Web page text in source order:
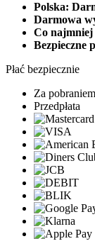
Polska:
Darmowa
Co
Bezpieczne
Płać bezpiecznie
Za pobraniem
Przedpłata